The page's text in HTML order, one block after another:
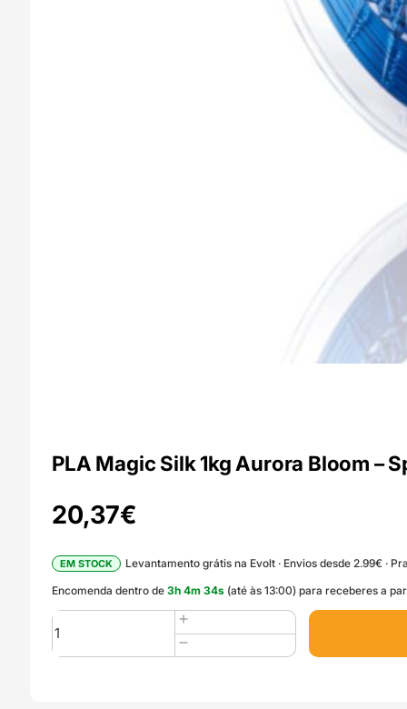
PLA Magic Silk 1kg Aurora Bloom –
20,37€
EM STOCK
Levantamento grátis na Evolt · Envios desde 2.99€ ·
Encomenda dentro de3h4m33s (até às 13:00) para receberes a
Quantidade
de
PLA